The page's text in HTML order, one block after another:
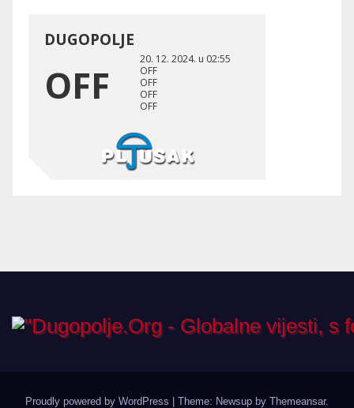
Proudly powered by WordPress | Theme: Newsup by Themeansar.